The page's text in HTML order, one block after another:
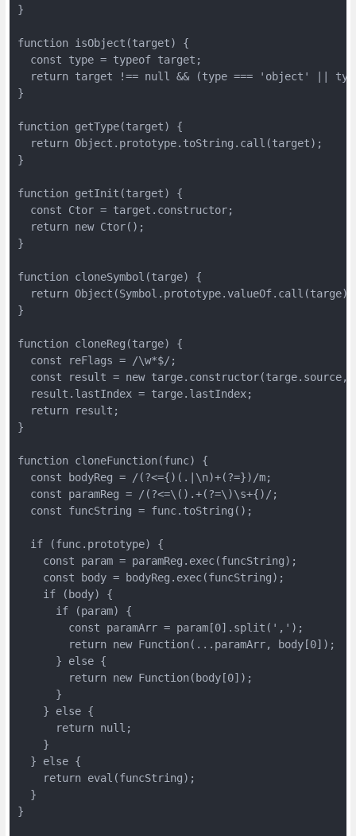
}
function isObject(target) {
  const type = typeof target;
return target !== null && (type === 'object' ||
}
function getType(target) {
  return Object.prototype.toString.call(target);
}
function getInit(target) {
  const Ctor = target.constructor;
  return new Ctor();
}
function cloneSymbol(targe) {
return
}
function cloneReg(targe) {
  const reFlags = /\w*$/;
const result = new targe.constructor(targe.source,
  result.lastIndex = targe.lastIndex;
  return result;
}
function cloneFunction(func) {
  const bodyReg = /(?<={)(.|\n)+(?=})/m;
  const paramReg = /(?<=\().+(?=\)\s+{)/;
  const funcString = func.toString();
  if (func.prototype) {
    const param = paramReg.exec(funcString);
    const body = bodyReg.exec(funcString);
    if (body) {
      if (param) {
        const paramArr = param[0].split(',');
        return new Function(...paramArr, body[0]);
      } else {
        return new Function(body[0]);
      }
    } else {
      return null;
    }
  } else {
    return eval(funcString);
  }
}